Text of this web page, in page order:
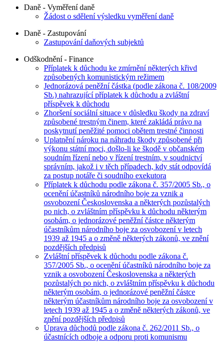
Daně - Vyměření daně
Žádost o sdělení výsledku vyměření daně
Daně - Zastupování
Zastupování daňových subjektů
Odškodnění - Finance
Příplatek k důchodu ke zmírnění některých křivd
způsobených komunistickým režimem
Jednorázová peněžní částka (podle zákona č. 108/2009
Sb.) nahrazující příplatek k důchodu a zvláštní
příspěvek k důchodu
Zhoršení sociální situace v důsledku škody na zdraví
způsobené trestným činem, které zakládá právo na
poskytnutí peněžité pomoci obětem trestné činnosti
Uplatnění nároku na náhradu škody způsobené při
výkonu státní moci, došlo-li ke škodě v občanském
soudním řízení nebo v řízení trestním, v soudnictví
správním, jakož i v těch případech, kdy stát odpovídá
za postup notáře či soudního exekutora
Příplatek k důchodu podle zákona č. 357/2005 Sb., o
ocenění účastníků národního boje za vznik a
osvobození Československa a některých pozůstalých
po nich, o zvláštním příspěvku k důchodu některým
osobám, o jednorázové peněžní částce některým
účastníkům národního boje za osvobození v letech
1939 až 1945 a o změně některých zákonů, ve znění
pozdějších předpisů
Zvláštní příspěvek k důchodu podle zákona č.
357/2005 Sb., o ocenění účastníků národního boje za
vznik a osvobození Československa a některých
pozůstalých po nich, o zvláštním příspěvku k důchodu
některým osobám, o jednorázové peněžní částce
některým účastníkům národního boje za osvobození v
letech 1939 až 1945 a o změně některých zákonů, ve
znění pozdějších předpisů
Úprava důchodů podle zákona č. 262/2011 Sb., o
účastnících odboje a odporu proti komunismu